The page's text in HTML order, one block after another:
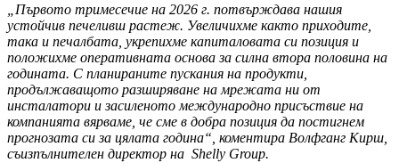
„Първото тримесечие на 2026 г. потвърждава нашия
устойчив печеливш растеж. Увеличихме както приходите,
така и печалбата, укрепихме капиталовата си позиция и
положихме оперативната основа за силна втора половина на
годината. С планираните пускания на продукти,
продължаващото разширяване на мрежата ни от
инсталатори и засиленото международно присъствие на
компанията вярваме, че сме в добра позиция да постигнем
прогнозата си за цялата година“, коментира Волфганг Кирш,
съизпълнителен директор на Shelly Group.